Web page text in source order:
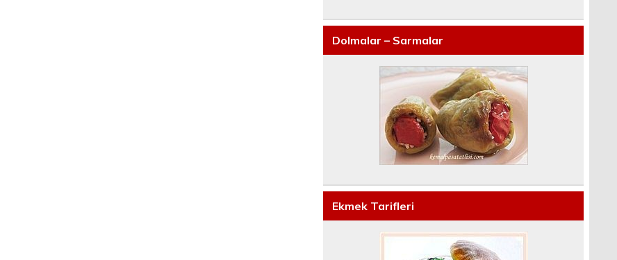
Dolmalar – Sarmalar
Ekmek Tarifleri